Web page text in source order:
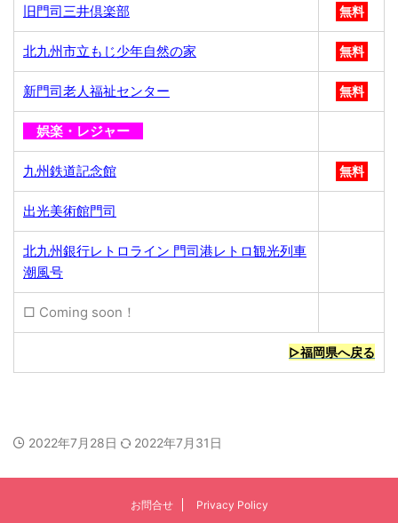
旧門司三井倶楽部 無料
北九州市立もじ少年自然の家 無料
新門司老人福祉センター 無料
娯楽・レジャー
九州鉄道記念館 無料
出光美術館門司
北九州銀行レトロライン 門司港レトロ観光列車
潮風号
□ Coming soon！
▷福岡県へ戻る
2022年7月28日 2022年7月31日
お問合せ Privacy Policy